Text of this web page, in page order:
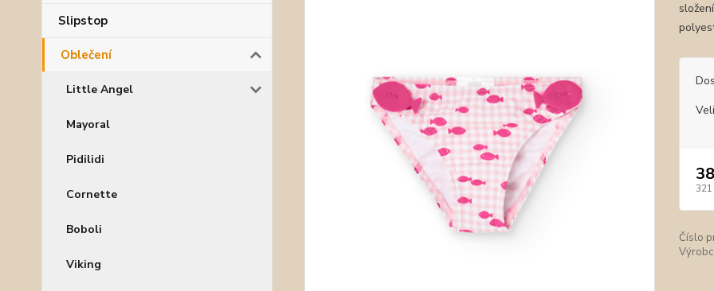
Slipstop
Oblečení
Little Angel
Mayoral
Pidilidi
Cornette
Boboli
Viking
321
Číslo